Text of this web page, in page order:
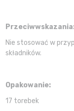
Nie stosować w
składników.
Opakowanie:
17 torebek